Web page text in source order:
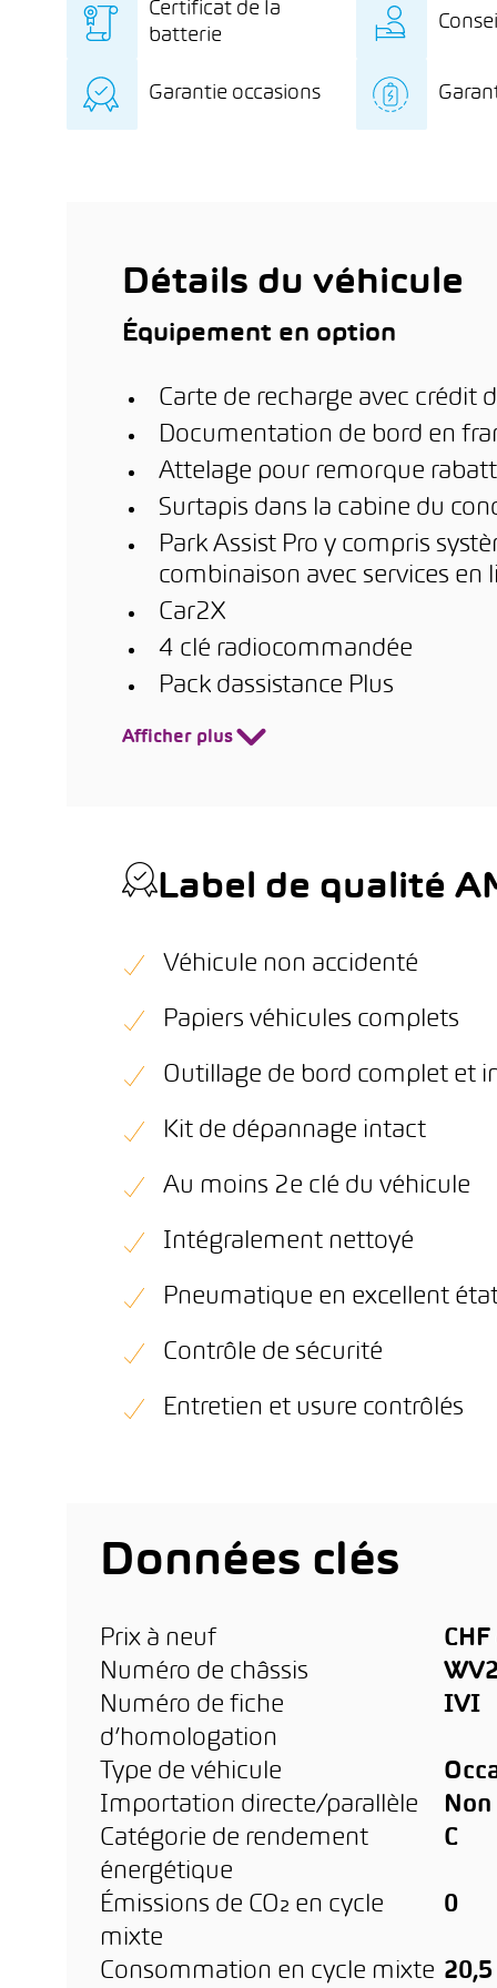
Certificat de la
batterie
indépendant avec
Garantie occasions
Détails du véhicule
Équipement en option
Carte de recharge avec crédit
Documentation de bord en
Attelage pour remorque
Surtapis dans la cabine du
Park Assist Pro y compris
combinaison avec services en
Car2X
4 clé radiocommandée
Pack dassistance Plus
Afficher plus
Label de qualité
Véhicule non accidenté
Papiers véhicules complets
Outillage de bord complet et
Kit de dépannage intact
Au moins 2e clé du véhicule
Intégralement nettoyé
Pneumatique en excellent
Contrôle de sécurité
Entretien et usure contrôlés
Données clés
Prix à neuf
CHF
Numéro de châssis
Numéro de fiche
d’homologation
IVI
Type de véhicule
Importation directe/parallèle
Non
Catégorie de rendement
énergétique
C
Émissions de CO₂ en cycle
mixte
0
Consommation en cycle mixte